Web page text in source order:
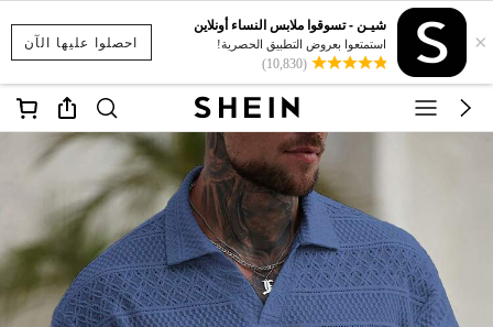
احصلوا عليها الآن ×
شيـن - تسوقوا ملابس النساء أونلاين
استمتعوا بعروض التطبيق الحصرية!
(10,830)